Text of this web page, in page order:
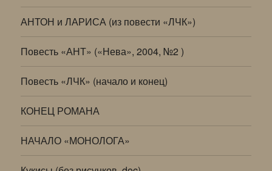
АНТОН и ЛАРИСА (из повести «ЛЧК»)
Повесть «АНТ» («Нева», 2004, №2 )
Повесть «ЛЧК» (начало и конец)
КОНЕЦ РОМАНА
НАЧАЛО «МОНОЛОГА»